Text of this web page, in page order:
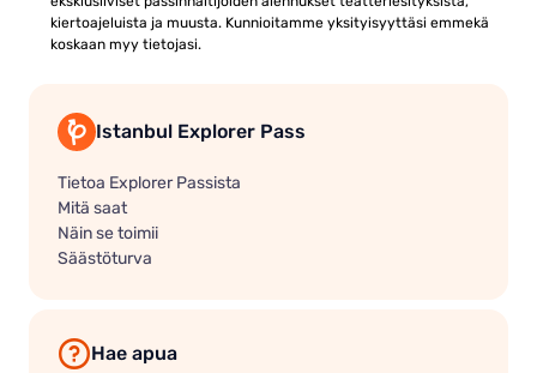
kiertoajeluista ja muusta. Kunnioitamme yksityisyyttäsi emmekä
koskaan myy tietojasi.
Istanbul Explorer Pass
Tietoa Explorer Passista
Mitä saat
Näin se toimii
Säästöturva
Hae apua